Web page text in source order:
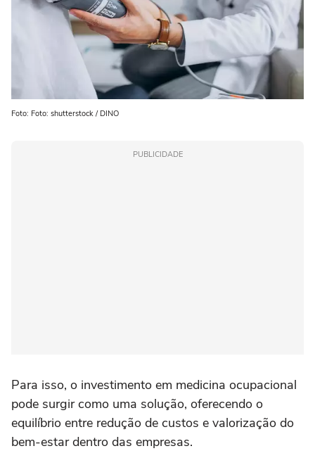
Foto: Foto: shutterstock / DINO
PUBLICIDADE
Para isso, o investimento em medicina ocupacional
pode surgir como uma solução, oferecendo o
equilíbrio entre redução de custos e valorização do
bem-estar dentro das empresas.